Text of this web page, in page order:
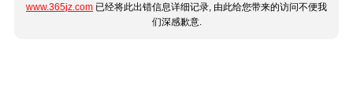
www.365jz.com 已经将此出错信息详细记录, 由此给您带来的访问不便我
们深感歉意.